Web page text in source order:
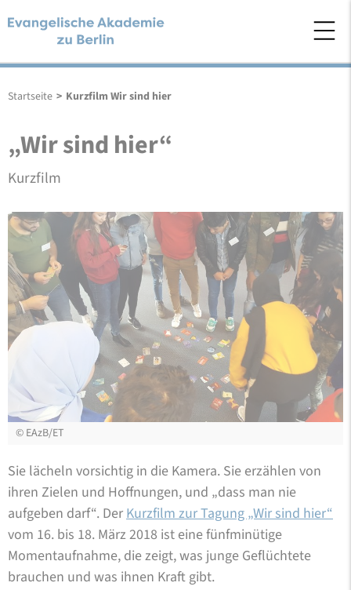
Startseite > Kurzfilm Wir sind hier
„Wir sind hier“
Kurzfilm
© EAzB/ET
Sie lächeln vorsichtig in die Kamera. Sie erzählen von
ihren Zielen und Hoffnungen, und „dass man nie
aufgeben darf“. Der Kurzfilm zur Tagung „Wir sind hier“
vom 16. bis 18. März 2018 ist eine fünfminütige
Momentaufnahme, die zeigt, was junge Geflüchtete
brauchen und was ihnen Kraft gibt.